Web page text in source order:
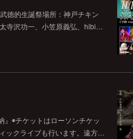
徳的生誕祭場所：神戸チキン
寺沢功一、小笠原義弘、hibi…
◉チケットはローソンチケッ
ックライブも行います。遠方…